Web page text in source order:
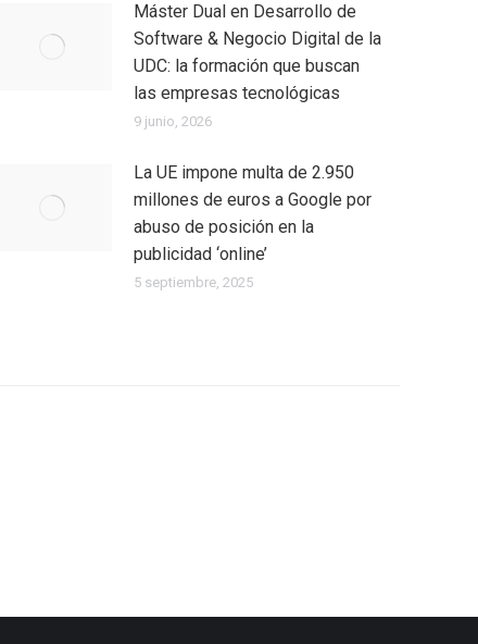
Máster Dual en Desarrollo de
Software & Negocio Digital de la
UDC: la formación que buscan
las empresas tecnológicas
9 junio, 2026
La UE impone multa de 2.950
millones de euros a Google por
abuso de posición en la
publicidad ‘online’
5 septiembre, 2025